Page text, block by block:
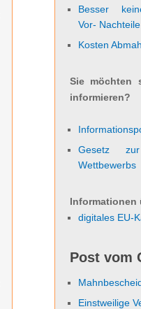
Besser
Vor-
Kosten
Sie möchten
informieren?
Gesetz
Wettbewerbs
Informationen
digitales EU-
Post vom
Einstweilige